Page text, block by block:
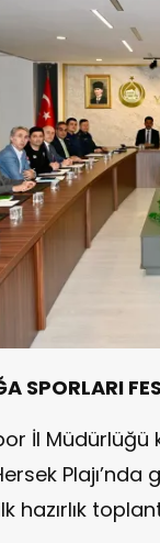
SPORLARI
İl
Plajı’nda
hazırlık